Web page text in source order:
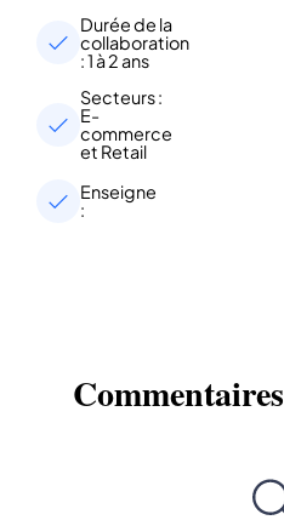
Durée de la
collaboration
: 1 à 2 ans
Secteurs :
E-
commerce
et Retail
Enseigne
:
Commentaires